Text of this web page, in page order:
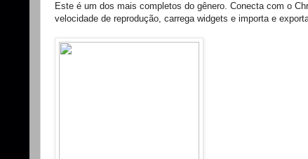
Este é um dos mais completos do gênero. Conecta com o
velocidade de reprodução, carrega widgets e importa e